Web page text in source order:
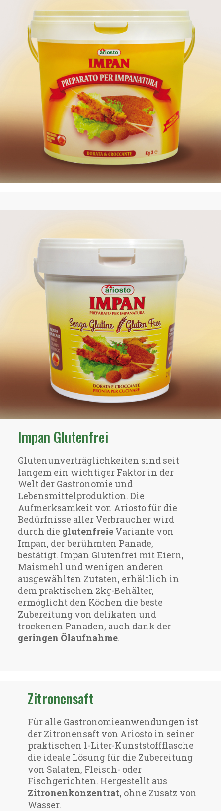
Impan Glutenfrei
Glutenunverträglichkeiten sind seit
langem ein wichtiger Faktor in der
Welt der Gastronomie und
Lebensmittelproduktion. Die
Aufmerksamkeit von Ariosto für die
Bedürfnisse aller Verbraucher wird
durch die glutenfreieVariante von
Impan, der berühmten Panade,
bestätigt. Impan Glutenfrei mit Eiern,
Maismehl und wenigen anderen
ausgewählten Zutaten, erhältlich in
dem praktischen 2kg-Behälter,
ermöglicht den Köchen die beste
Zubereitung von delikaten und
trockenen Panaden, auch dank der
geringen Ölaufnahme.
Zitronensaft
Für alle Gastronomieanwendungen ist
der Zitronensaft von Ariosto in seiner
praktischen 1-Liter-Kunststoffflasche
die ideale Lösung für die Zubereitung
von Salaten, Fleisch- oder
Fischgerichten. Hergestellt aus
Zitronenkonzentrat, ohne Zusatz von
Wasser.